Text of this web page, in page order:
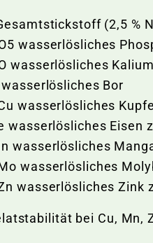
(2,5 %
wasserlösliches
wasserlösliches
wasserlösliches Bor
wasserlösliches
wasserlösliches Eisen
wasserlösliches
wasserlösliches
wasserlösliches Zink
bei Cu, Mn,